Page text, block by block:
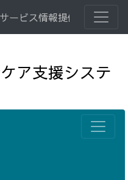
ービス情報提供システム
ア支援システ